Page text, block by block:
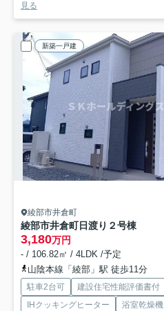
見る
新築一戸建
綾部市井倉町
綾部市井倉町日渡り ２号棟
3,180万円
- / 106.82㎡ / 4LDK /予定
山陰本線「綾部」駅 徒歩11分
駐車2台可 建設住宅性能評価書付
IHクッキングヒーター
浴室乾燥機